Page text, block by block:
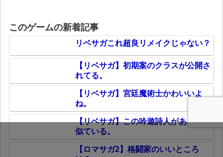
このゲームの新着記事
リベサガこれ超良リメイクじゃない？
【リベサガ】初期案のクラスが公開さ
れてる。
【リベサガ】宮廷魔術士かわいいよ
ね。
【リベサガ】この吟遊詩人がある人に
似ている。
【ロマサガ2】格闘家のいいところ